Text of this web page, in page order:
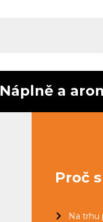
Náplně a
Proč
Na trhu